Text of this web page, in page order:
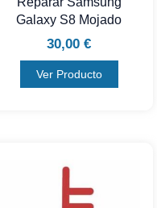
Galaxy S8 Mojado
30,00 €
Ver Producto